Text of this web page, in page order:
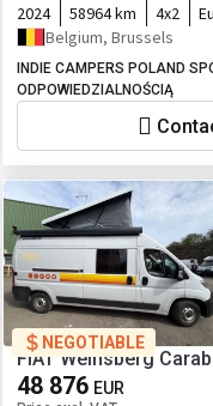
2024 58964 km 4x2
Belgium, Brussels
INDIE CAMPERS POLAND
ODPOWIEDZIALNOŚCIĄ
NEGOTIABLE
48 876 EUR